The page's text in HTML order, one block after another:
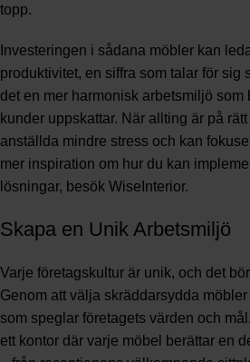
topp.
Investeringen i sådana möbler kan
produktivitet, en siffra som talar för sig
det en mer harmonisk arbetsmiljö som
kunder uppskattar. När allting är på
anställda mindre stress och kan
mer inspiration om hur du kan
lösningar, besök WiseInterior.
Skapa en Unik Arbetsmiljö
Varje företagskultur är unik, och det
Genom att välja skräddarsydda
som speglar företagets värden och
ett kontor där varje möbel berättar en